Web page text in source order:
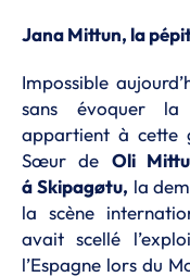
Jana Mittun, la
Impossible
sans évoquer
appartient à cette
Sœur de Oli
á Skipagøtu, la
la scène
avait scellé
l’Espagne lors du